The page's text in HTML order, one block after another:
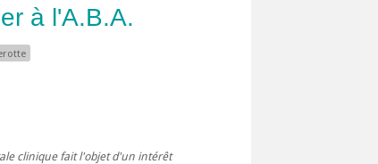
à l'A.B.A.
clinique fait l'objet d'un intérêt